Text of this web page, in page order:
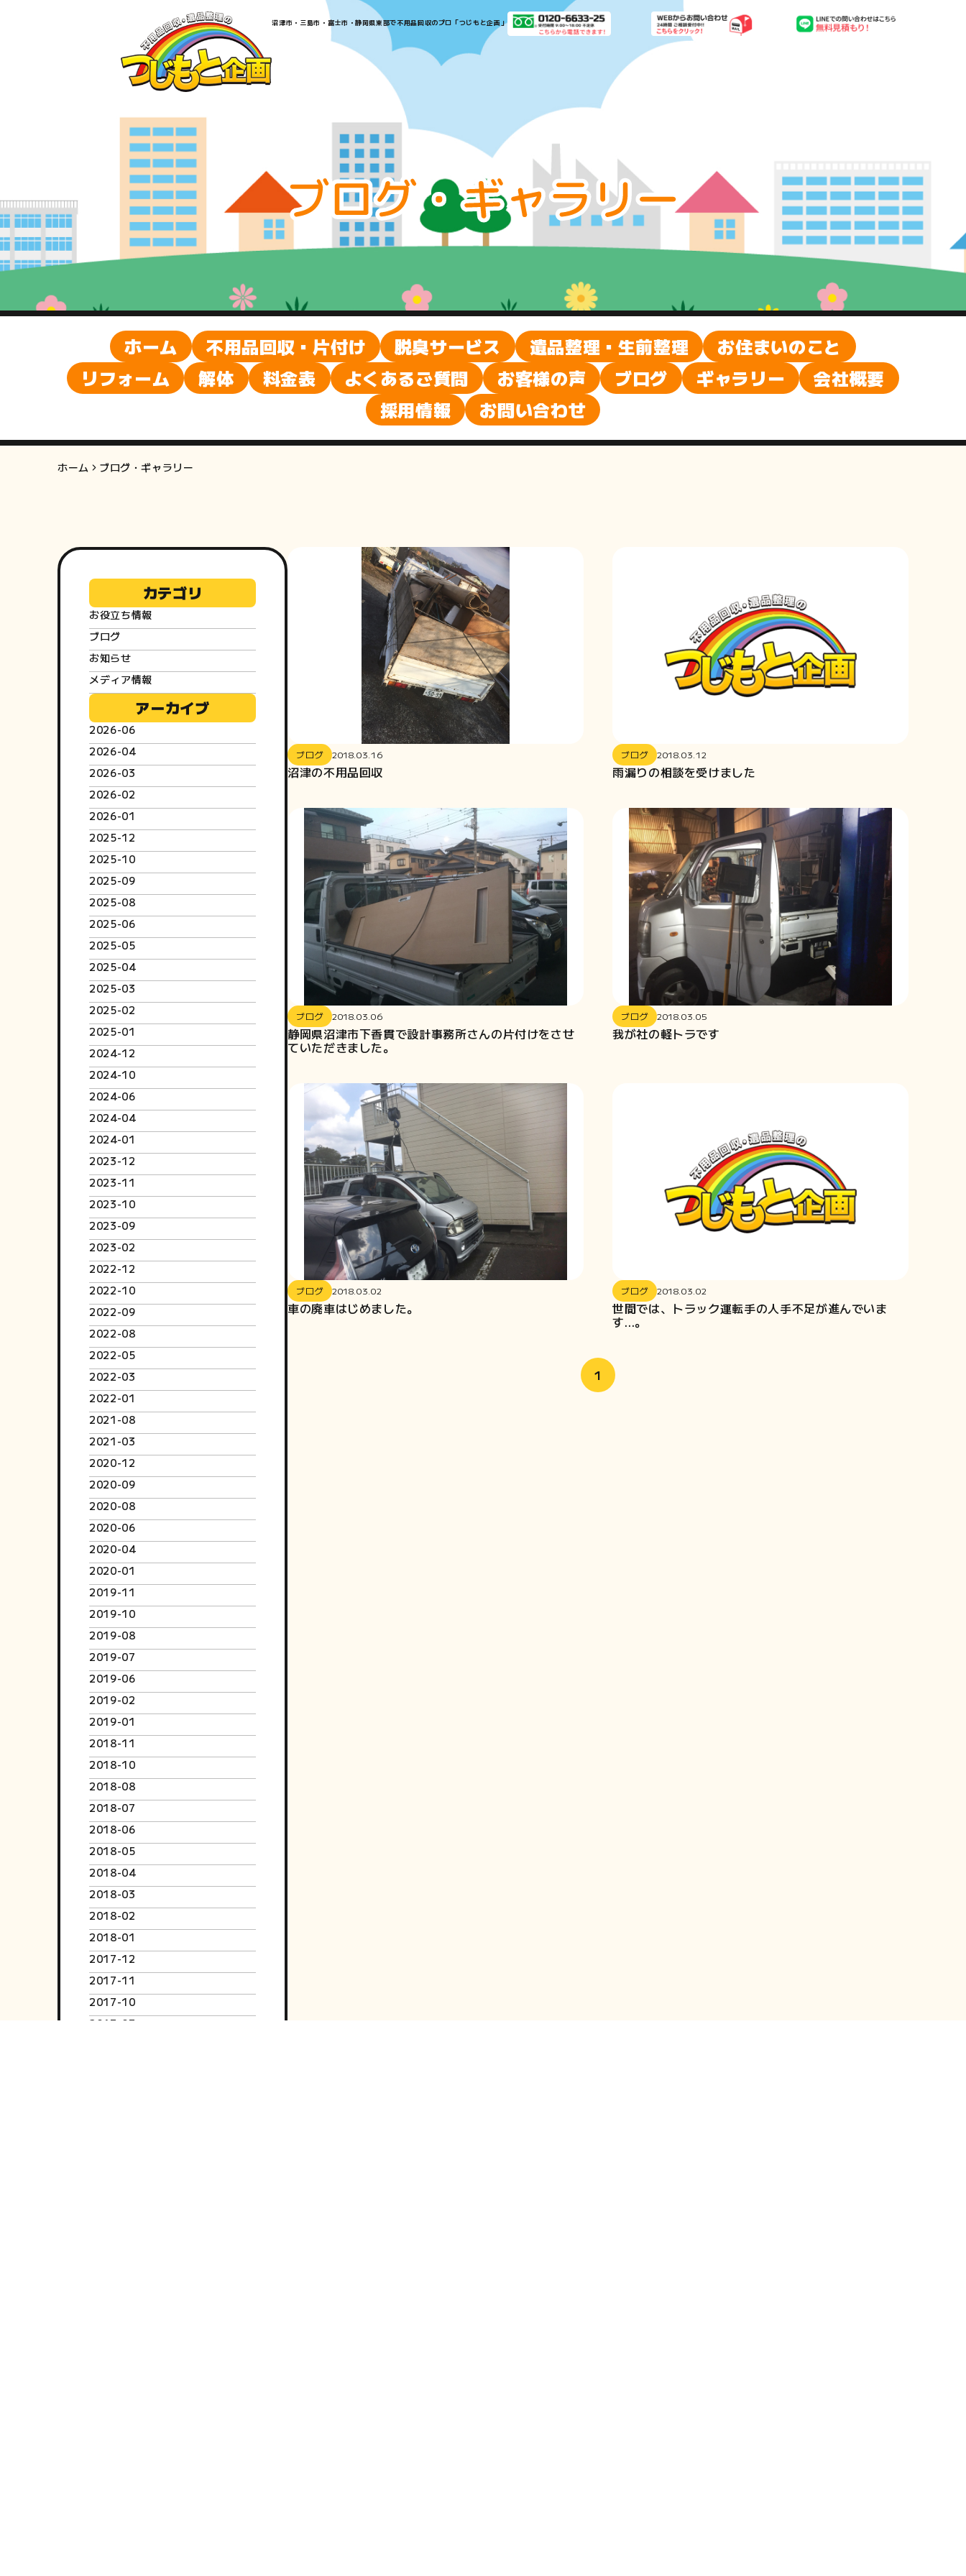
​​​​​​​​​​​​​​​​​​​​​沼津市・三島市・富士市・静岡県東部で不用品回収のプロ「つじもと企画」​​​​​​​
お
知
せ・
ブ
ロ
グ
ホーム 不用品回収・片付け 脱臭サービス 遺品整理・生前整理
お住まいのこと
リフォーム
解体 料金表 よくあるご質問 お客様の声 ブログ ギャラリー
会社概要
採用情報
お問い合わせ
ホーム ブログ・ギャラリー
カテゴリ
お役立ち情報
ブログ
お知らせ
メディア情報
アーカイブ
2026-06
2026-04
2026-03
2026-02
2026-01
2025-12
2025-10
2025-09
2025-08
2025-06
2025-05
2025-04
2025-03
2025-02
2025-01
2024-12
2024-10
2024-06
2024-04
2024-01
2023-12
2023-11
2023-10
2023-09
2023-02
2022-12
2022-10
2022-09
2022-08
2022-05
2022-03
2022-01
2021-08
2021-03
2020-12
2020-09
2020-08
2020-06
2020-04
2020-01
2019-11
2019-10
2019-08
2019-07
2019-06
2019-02
2019-01
2018-11
2018-10
2018-08
2018-07
2018-06
2018-05
2018-04
2018-03
2018-02
2018-01
2017-12
2017-11
2017-10
2017-07
ブログ 2018.03.16
沼津の不用品回収
ブログ 2018.03.12
雨漏りの相談を受けました
ブログ 2018.03.06
静岡県沼津市下香貫で設計事務所さんの片付けをさせ
ていただきました。
ブログ 2018.03.05
我が社の軽トラです
ブログ 2018.03.02
車の廃車はじめました。
ブログ 2018.03.02
世間では、トラック運転手の人手不足が進んでいま
す…。
1